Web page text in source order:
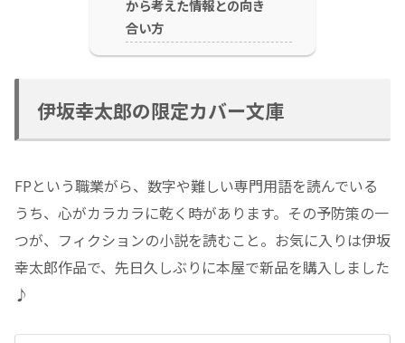
から考えた情報との向き
合い方
伊坂幸太郎の限定カバー文庫
FPという職業がら、数字や難しい専門用語を読んでいる
うち、心がカラカラに乾く時があります。その予防策の一
つが、フィクションの小説を読むこと。お気に入りは伊坂
幸太郎作品で、先日久しぶりに本屋で新品を購入しました
♪